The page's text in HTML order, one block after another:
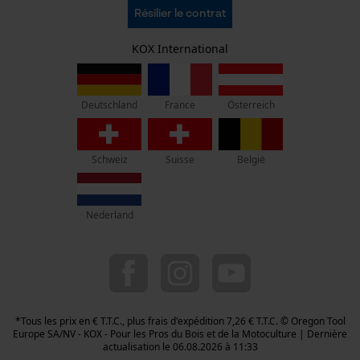
Oregon Tool Europe SA/NV
KOX - Pour les Pros du Bois et de la Motoculture
Rue Emile Francqui 11
1435 Mont-Saint-Guibert
Pas de magasin !
Adresse de retour:
Oregon Tool GmbH
Beim Erlenwäldchen 14/2
71522 Backnang
Politique de confidentialitéRésilier le contrat
KOX International
Deutschland France Österreich
Schweiz Suisse België
Nederland
*Tous les prix en € T.T.C., plus frais d'expédition 7,26 € T.T.C. © Oregon Tool
Europe SA/NV - KOX - Pour les Pros du Bois et de la Motoculture | Dernière
actualisation le 06.08.2026 à 11:33